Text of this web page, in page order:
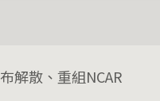
解散、重組NCAR